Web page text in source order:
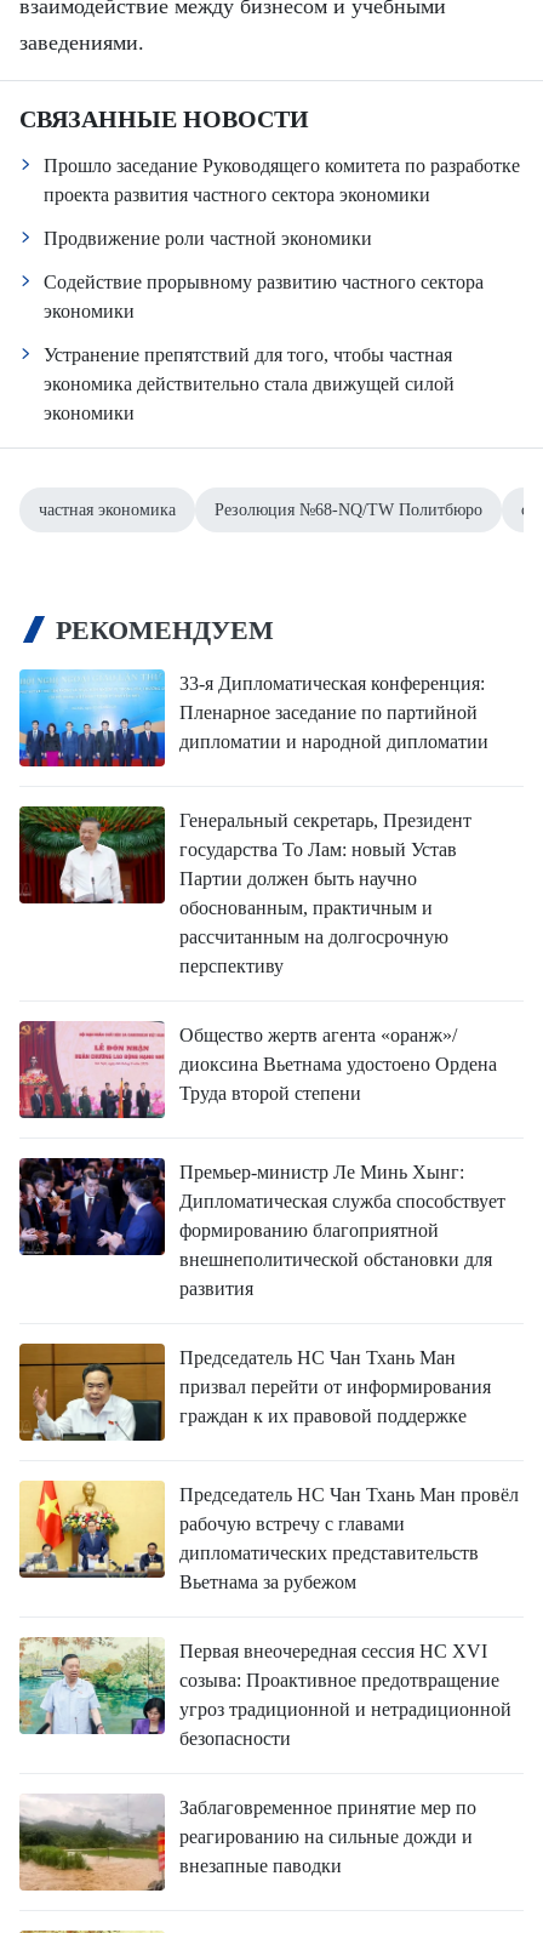
взаимодействие между бизнесом и учебными
заведениями.
СВЯЗАННЫЕ НОВОСТИ
Прошло заседание Руководящего комитета по разработке
проекта развития частного сектора экономики
Продвижение роли частной экономики
Содействие прорывному развитию частного сектора
экономики
Устранение препятствий для того, чтобы частная
экономика действительно стала движущей силой
экономики
частная экономика Резолюция №68-NQ/TW Политбюро
РЕКОМЕНДУЕМ
33-я Дипломатическая конференция:
Пленарное заседание по партийной
дипломатии и народной дипломатии
Генеральный секретарь, Президент
государства То Лам: новый Устав
Партии должен быть научно
обоснованным, практичным и
рассчитанным на долгосрочную
перспективу
Общество жертв агента «оранж»/
диоксина Вьетнама удостоено Ордена
Труда второй степени
Премьер-министр Ле Минь Хынг:
Дипломатическая служба способствует
формированию благоприятной
внешнеполитической обстановки для
развития
Председатель НС Чан Тхань Ман
призвал перейти от информирования
граждан к их правовой поддержке
Председатель НС Чан Тхань Ман провёл
рабочую встречу с главами
дипломатических представительств
Вьетнама за рубежом
Первая внеочередная сессия НС XVI
созыва: Проактивное предотвращение
угроз традиционной и нетрадиционной
безопасности
Заблаговременное принятие мер по
реагированию на сильные дожди и
внезапные паводки